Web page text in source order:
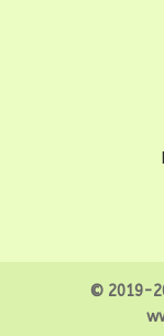
© 2019-